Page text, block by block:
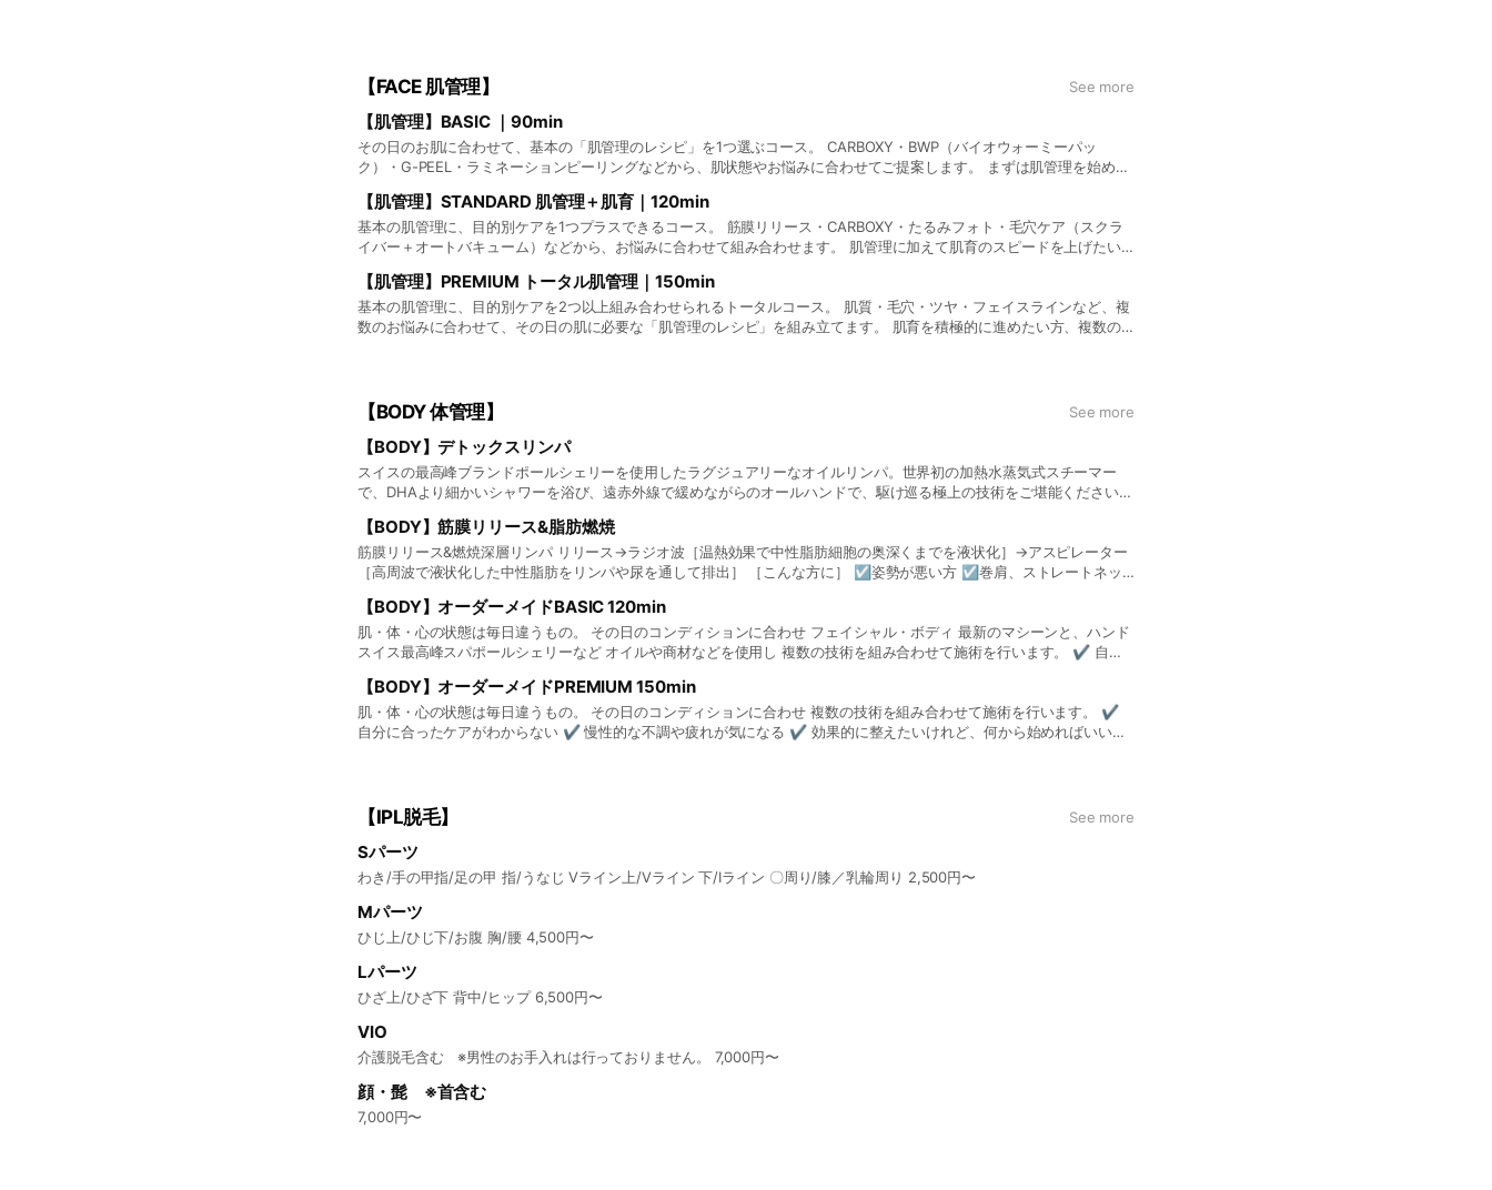
その他、祝日・夏季・冬期お休み
【FACE 肌管理】 See more
【肌管理】BASIC ｜90min
その日のお肌に合わせて、基本の「肌管理のレシピ」を1つ選ぶコース。 CARBOXY・BWP（バイオウォーミーパッ
ク）・G-PEEL・ラミネーションピーリングなどから、肌状態やお悩みに合わせてご提案します。 まずは肌管理を始めた
テ・炭酸ドライヘッドスパ込み ※その日のお肌の状態に合わせて、施術内容やパックの放置時間などを調整いたします。
そのため、お手入れ時間は多少前後する場合がございます。
【肌管理】STANDARD 肌管理＋肌育｜120min
基本の肌管理に、目的別ケアを1つプラスできるコース。 筋膜リリース・CARBOXY・たるみフォト・毛穴ケア（スクラ
イバー＋オートバキューム）などから、お悩みに合わせて組み合わせます。 肌管理に加えて肌育のスピードを上げたい
せのみ。 会員22,000円／通常 30,000円 クレンジング・洗顔・エインスチーム・デコルテ・炭酸ヘッドスパ ※その日の
お肌の状態に合わせて、施術内容やパックの放置時間などを調整いたします。そのため、お手入れ時間は多少前後する場
合がございます。
【肌管理】PREMIUM トータル肌管理｜150min
基本の肌管理に、目的別ケアを2つ以上組み合わせられるトータルコース。 肌質・毛穴・ツヤ・フェイスラインなど、複
数のお悩みに合わせて、その日の肌に必要な「肌管理のレシピ」を組み立てます。 肌育を積極的に進めたい方、複数の
【BODY 体管理】 See more
【BODY】デトックスリンパ
スイスの最高峰ブランドポールシェリーを使用したラグジュアリーなオイルリンパ。世界初の加熱水蒸気式スチーマー
で、DHAより細かいシャワーを浴び、遠赤外線で緩めながらのオールハンドで、駆け巡る極上の技術をご堪能ください。
常 25,000yen 会員価格 22,000yen ■ベーシック 遠赤外線温浴 + 炭酸ヘッドマッサージ/リンパ90min＋美肌菌シャワ
ー60min 通常 22,000yen 会員価格 16,500yen
【BODY】筋膜リリース&脂肪燃焼
筋膜リリース&燃焼深層リンパ リリース→ラジオ波［温熱効果で中性脂肪細胞の奥深くまでを液状化］→アスピレーター
［高周波で液状化した中性脂肪をリンパや尿を通して排出］ ［こんな方に］ ☑︎姿勢が悪い方 ☑︎巻肩、ストレートネッ
効果がいまいち効きにくい方 全身120min 上半身/下半身90min 通常価格25,000yen 通常価格22,000yen 会員価格
22,000yen 会員価格16,500yen ※前の月にご来店頂いているお客様は会員価格となります。
【BODY】オーダーメイドBASIC 120min
肌・体・心の状態は毎日違うもの。 その日のコンディションに合わせ フェイシャル・ボディ 最新のマシーンと、ハンド
スイス最高峰スパポールシェリーなど オイルや商材などを使用し 複数の技術を組み合わせて施術を行います。 ✔︎ 自分
そんな方にこそ受けていただきたい、 “一人ひとりに合わせたオールインワン”の特別なケアです まずは丁寧なカウンセ
リングから。 あなたに必要なメニューをご提案いたします。
【BODY】オーダーメイドPREMIUM 150min
肌・体・心の状態は毎日違うもの。 その日のコンディションに合わせ 複数の技術を組み合わせて施術を行います。 ✔︎
自分に合ったケアがわからない ✔︎ 慢性的な不調や疲れが気になる ✔︎ 効果的に整えたいけれど、何から始めればいいか
【IPL脱毛】 See more
Sパーツ
わき/手の甲指/足の甲 指/うなじ Vライン上/Vライン 下/Iライン 〇周り/膝／乳輪周り 2,500円〜
Mパーツ
ひじ上/ひじ下/お腹 胸/腰 4,500円〜
Lパーツ
ひざ上/ひざ下 背中/ヒップ 6,500円〜
VIO
介護脱毛含む ※男性のお手入れは行っておりません。 7,000円〜
顔・髭 ※首含む
7,000円〜